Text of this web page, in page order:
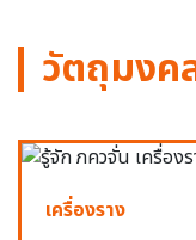
วัตถุมงค
เครื่องราง